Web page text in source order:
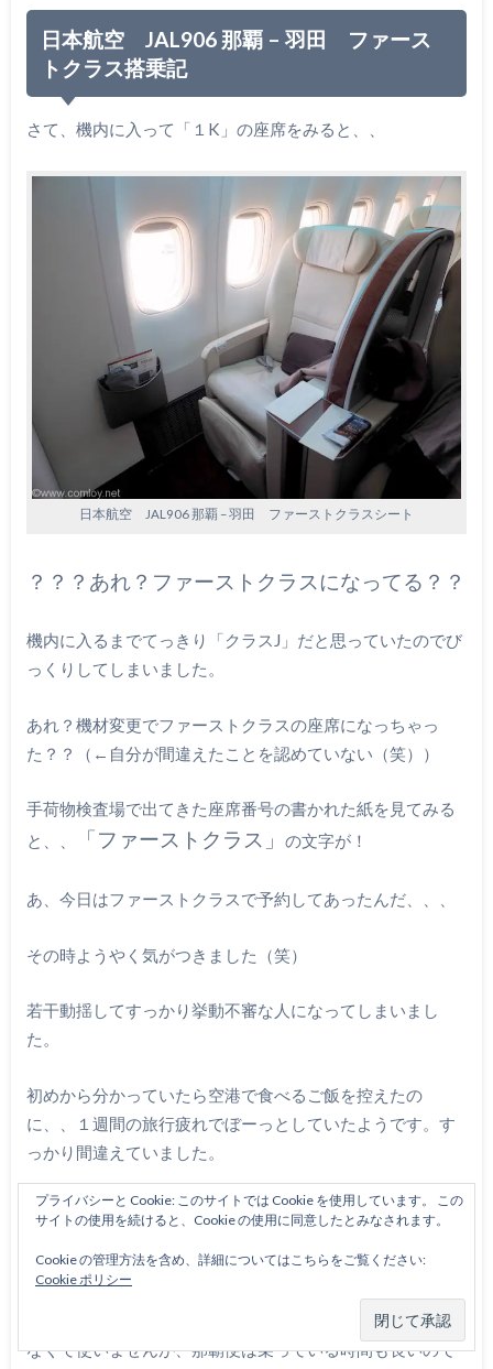
日本航空 JAL906 那覇 – 羽田 ファース
トクラス搭乗記
さて、機内に入って「１K」の座席をみると、、
日本航空 JAL906 那覇 – 羽田 ファーストクラスシート
？？？あれ？ファーストクラスになってる？？
機内に入るまでてっきり「クラスJ」だと思っていたのでび
っくりしてしまいました。
あれ？機材変更でファーストクラスの座席になっちゃっ
た？？（←自分が間違えたことを認めていない（笑））
手荷物検査場で出てきた座席番号の書かれた紙を見てみる
と、、
「ファーストクラス」 の文字が！
あ、今日はファーストクラスで予約してあったんだ、、、
その時ようやく気がつきました（笑）
若干動揺してすっかり挙動不審な人になってしまいまし
た。
初めから分かっていたら空港で食べるご飯を控えたの
に、、１週間の旅行疲れでぼーっとしていたようです。す
っかり間違えていました。
何しろ予約をしたのはかなり前なので覚えていませんし、
とができません。
何しろ普通席との差額は8000円。羽田ー伊丹線はもったい
なくて使いませんが、那覇便は乗っている時間も長いので
プライバシーと Cookie: このサイトでは Cookie を使用しています。 この
サイトの使用を続けると、Cookie の使用に同意したとみなされます。
Cookie の管理方法を含め、詳細についてはこちらをご覧ください:
Cookie ポリシー